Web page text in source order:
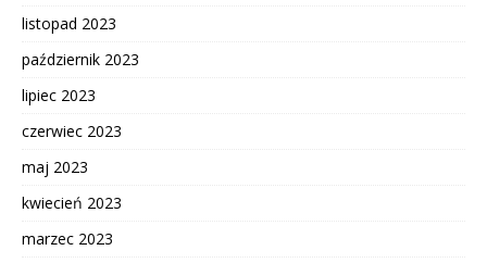
listopad 2023
październik 2023
lipiec 2023
czerwiec 2023
maj 2023
kwiecień 2023
marzec 2023